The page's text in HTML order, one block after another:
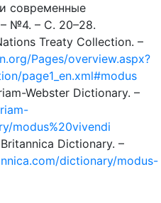
современные
– №4. – С. 20–28.
Treaty Collection. –
Pages/overview.aspx?
page1_en.xml#modus
Webster Dictionary. –
modus%20vivendi
Dictionary. –
dictionary/modus-